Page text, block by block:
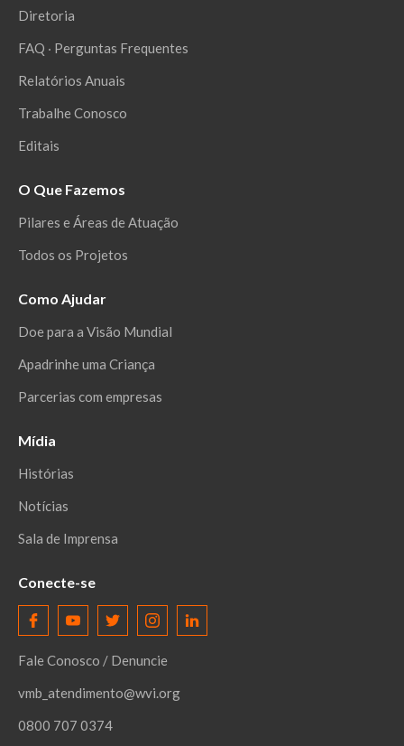
Diretoria
FAQ ‧ Perguntas Frequentes
Relatórios Anuais
Trabalhe Conosco
Editais
O Que Fazemos
Pilares e Áreas de Atuação
Todos os Projetos
Como Ajudar
Doe para a Visão Mundial
Apadrinhe uma Criança
Parcerias com empresas
Mídia
Histórias
Notícias
Sala de Imprensa
Conecte-se
Fale Conosco / Denuncie
vmb_atendimento@wvi.org
0800 707 0374